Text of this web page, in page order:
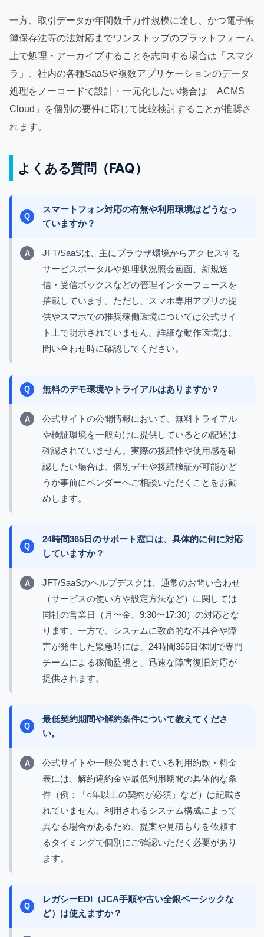
一方、取引データが年間数千万件規模に達し、かつ電子帳
簿保存法等の法対応までワンストップのプラットフォーム
上で処理・アーカイブすることを志向する場合は「スマク
ラ」、社内の各種SaaSや複数アプリケーションのデータ
処理をノーコードで設計・一元化したい場合は「ACMS
Cloud」を個別の要件に応じて比較検討することが推奨さ
れます。
よくある質問（FAQ）
スマートフォン対応の有無や利用環境はどうなっ
ていますか？
JFT/SaaSは、主にブラウザ環境からアクセスする
サービスポータルや処理状況照会画面、新規送
信・受信ボックスなどの管理インターフェースを
搭載しています。ただし、スマホ専用アプリの提
供やスマホでの推奨稼働環境については公式サイ
ト上で明示されていません。詳細な動作環境は、
問い合わせ時に確認してください。
無料のデモ環境やトライアルはありますか？
公式サイトの公開情報において、無料トライアル
や検証環境を一般向けに提供しているとの記述は
確認されていません。実際の接続性や使用感を確
認したい場合は、個別デモや接続検証が可能かど
うか事前にベンダーへご相談いただくことをお勧
めします。
24時間365日のサポート窓口は、具体的に何に対応
していますか？
JFT/SaaSのヘルプデスクは、通常のお問い合わせ
（サービスの使い方や設定方法など）に関しては
同社の営業日（月〜金、9:30〜17:30）の対応とな
ります。一方で、システムに致命的な不具合や障
害が発生した緊急時には、24時間365日体制で専門
チームによる稼働監視と、迅速な障害復旧対応が
提供されます。
最低契約期間や解約条件について教えてくださ
い。
公式サイトや一般公開されている利用約款・料金
表には、解約違約金や最低利用期間の具体的な条
件（例：「○年以上の契約が必須」など）は記載さ
れていません。利用されるシステム構成によって
異なる場合があるため、提案や見積もりを依頼す
るタイミングで個別にご確認いただく必要があり
ます。
レガシーEDI（JCA手順や古い全銀ベーシックな
ど）は使えますか？